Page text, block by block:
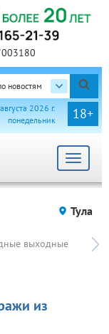
новостям
18+
2026 г.
понедельник
Toggle
Тула
выходные
из